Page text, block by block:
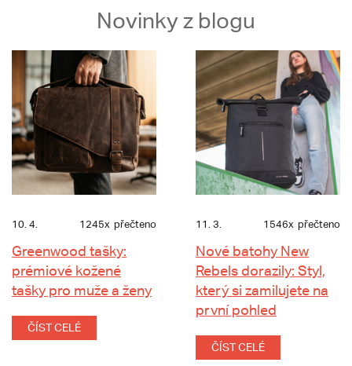
Novinky z blogu
10. 4. 1245x přečteno
Greenwood tašky:
prémiové kožené
tašky pro muže a ženy
ČÍST CELÉ
11. 3. 1546x přečteno
Nové batohy New
Rebels dorazily: Styl,
který si zamilujete na
první pohled
ČÍST CELÉ